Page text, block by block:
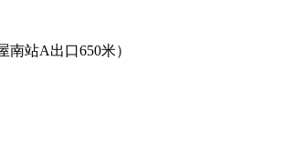
站A出口650米）